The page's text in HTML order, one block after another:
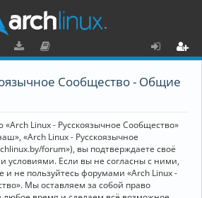
ру
и
ку
е
н
та
ц
о
Сообщество - Общие
Linux - Русскоязычное Сообщество»
«Arch Linux - Русскоязычное
forum»), вы подтверждаете своё
условиями. Если вы не согласны с ними,
и не пользуйтесь форумами «Arch Linux -
Мы оставляем за собой право